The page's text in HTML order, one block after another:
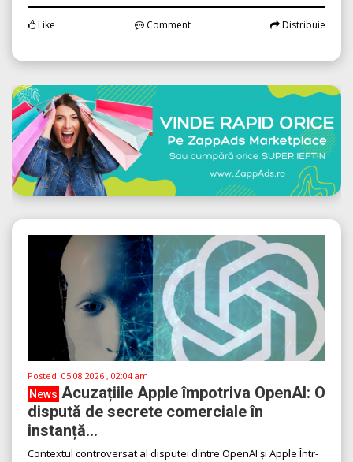
Like Comment Distribuie
Posted: 05.08.2026 , 02:04 am
News Acuzațiile Apple împotriva OpenAI: O
dispută de secrete comerciale în
instanță...
Contextul controversat al disputei dintre OpenAI și Apple Într-